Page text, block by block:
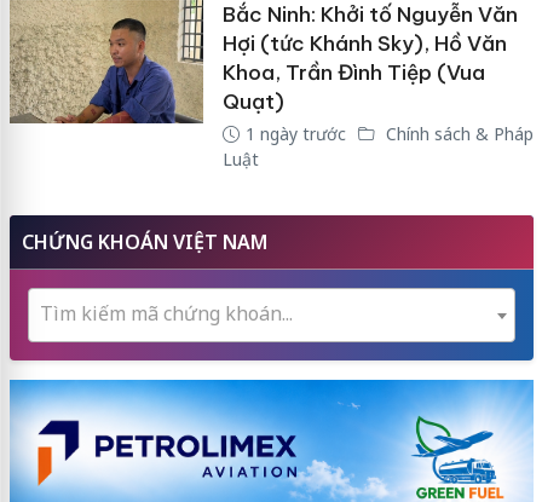
Bắc Ninh: Khởi tố Nguyễn Văn
Hợi (tức Khánh Sky), Hồ Văn
Khoa, Trần Đình Tiệp (Vua
Quạt)
1 ngày trước
Chính sách & Pháp
Luật
CHỨNG KHOÁN VIỆT NAM
Tìm kiếm mã chứng khoán...